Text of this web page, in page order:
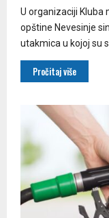
U organizaciji Kluba
opštine Nevesinje
utakmica u kojoj su
Pročitaj više